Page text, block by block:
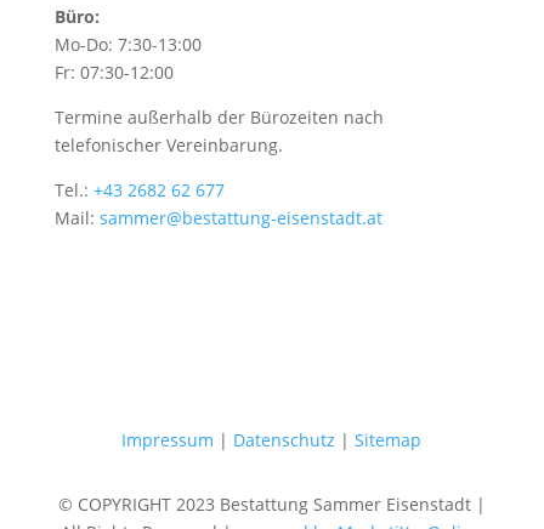
Büro:
Mo-Do: 7:30-13:00
Fr: 07:30-12:00
Termine außerhalb der Bürozeiten nach
telefonischer Vereinbarung.
Tel.: +43 2682 62 677
Mail: sammer@bestattung-eisenstadt.at
Impressum | Datenschutz |Sitemap
© COPYRIGHT 2023 Bestattung Sammer Eisenstadt |